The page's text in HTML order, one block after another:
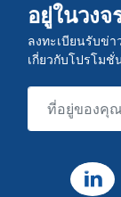
อยู่ในวงจ
ลงทะเบียนรับข่
เกี่ยวกับโปรโม